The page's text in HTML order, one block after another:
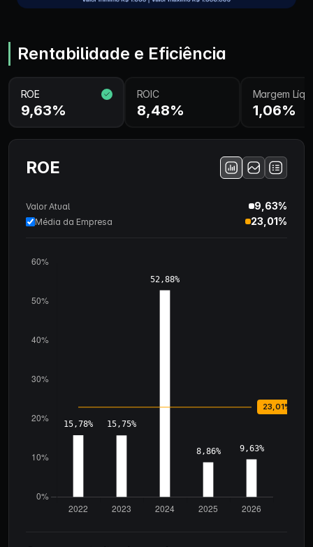
Rentabilidade e Eficiência
ROE
9,63%
ROIC
8,48%
Margem
1,06%
ROE
Valor Atual 9,63%
Média da Empresa 23,01%